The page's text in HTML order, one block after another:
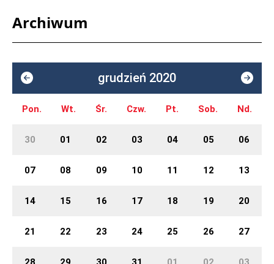
Archiwum
grudzień 2020
Pon. Wt. Śr. Czw. Pt. Sob. Nd.
30 01 02 03 04 05 06
07 08 09 10 11 12 13
14 15 16 17 18 19 20
21 22 23 24 25 26 27